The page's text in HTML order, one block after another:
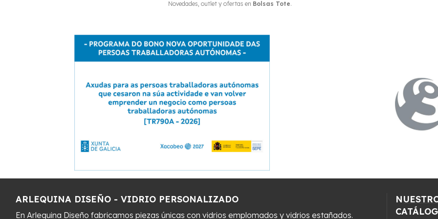
Novedades, outlet y ofertas en Bolsas Tote.
ARLEQUINA DISEÑO - VIDRIO PERSONALIZADO
En Arlequina Diseño fabricamos piezas únicas con vidrios emplomados y vidrios estañados.